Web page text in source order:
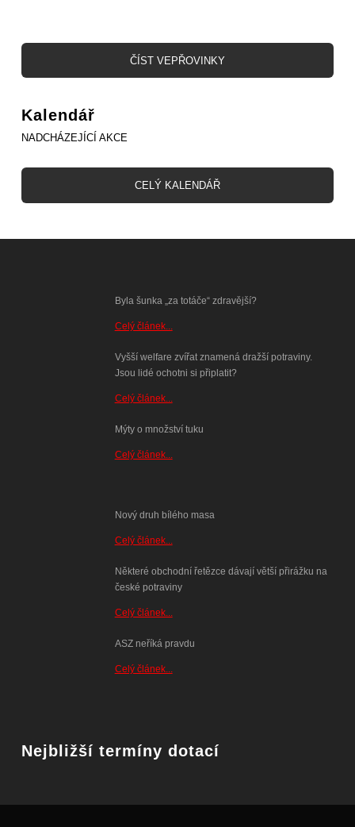
ČÍST VEPŘOVINKY
Kalendář
NADCHÁZEJÍCÍ AKCE
CELÝ KALENDÁŘ
Byla šunka „za totáče“ zdravější?
Celý článek...
Vyšší welfare zvířat znamená dražší potraviny.
Jsou lidé ochotni si připlatit?
Celý článek...
Mýty o množství tuku
Celý článek...
Nový druh bílého masa
Celý článek...
Některé obchodní řetězce dávají větší přirážku na
české potraviny
Celý článek...
ASZ neříká pravdu
Celý článek...
Nejbližší termíny dotací